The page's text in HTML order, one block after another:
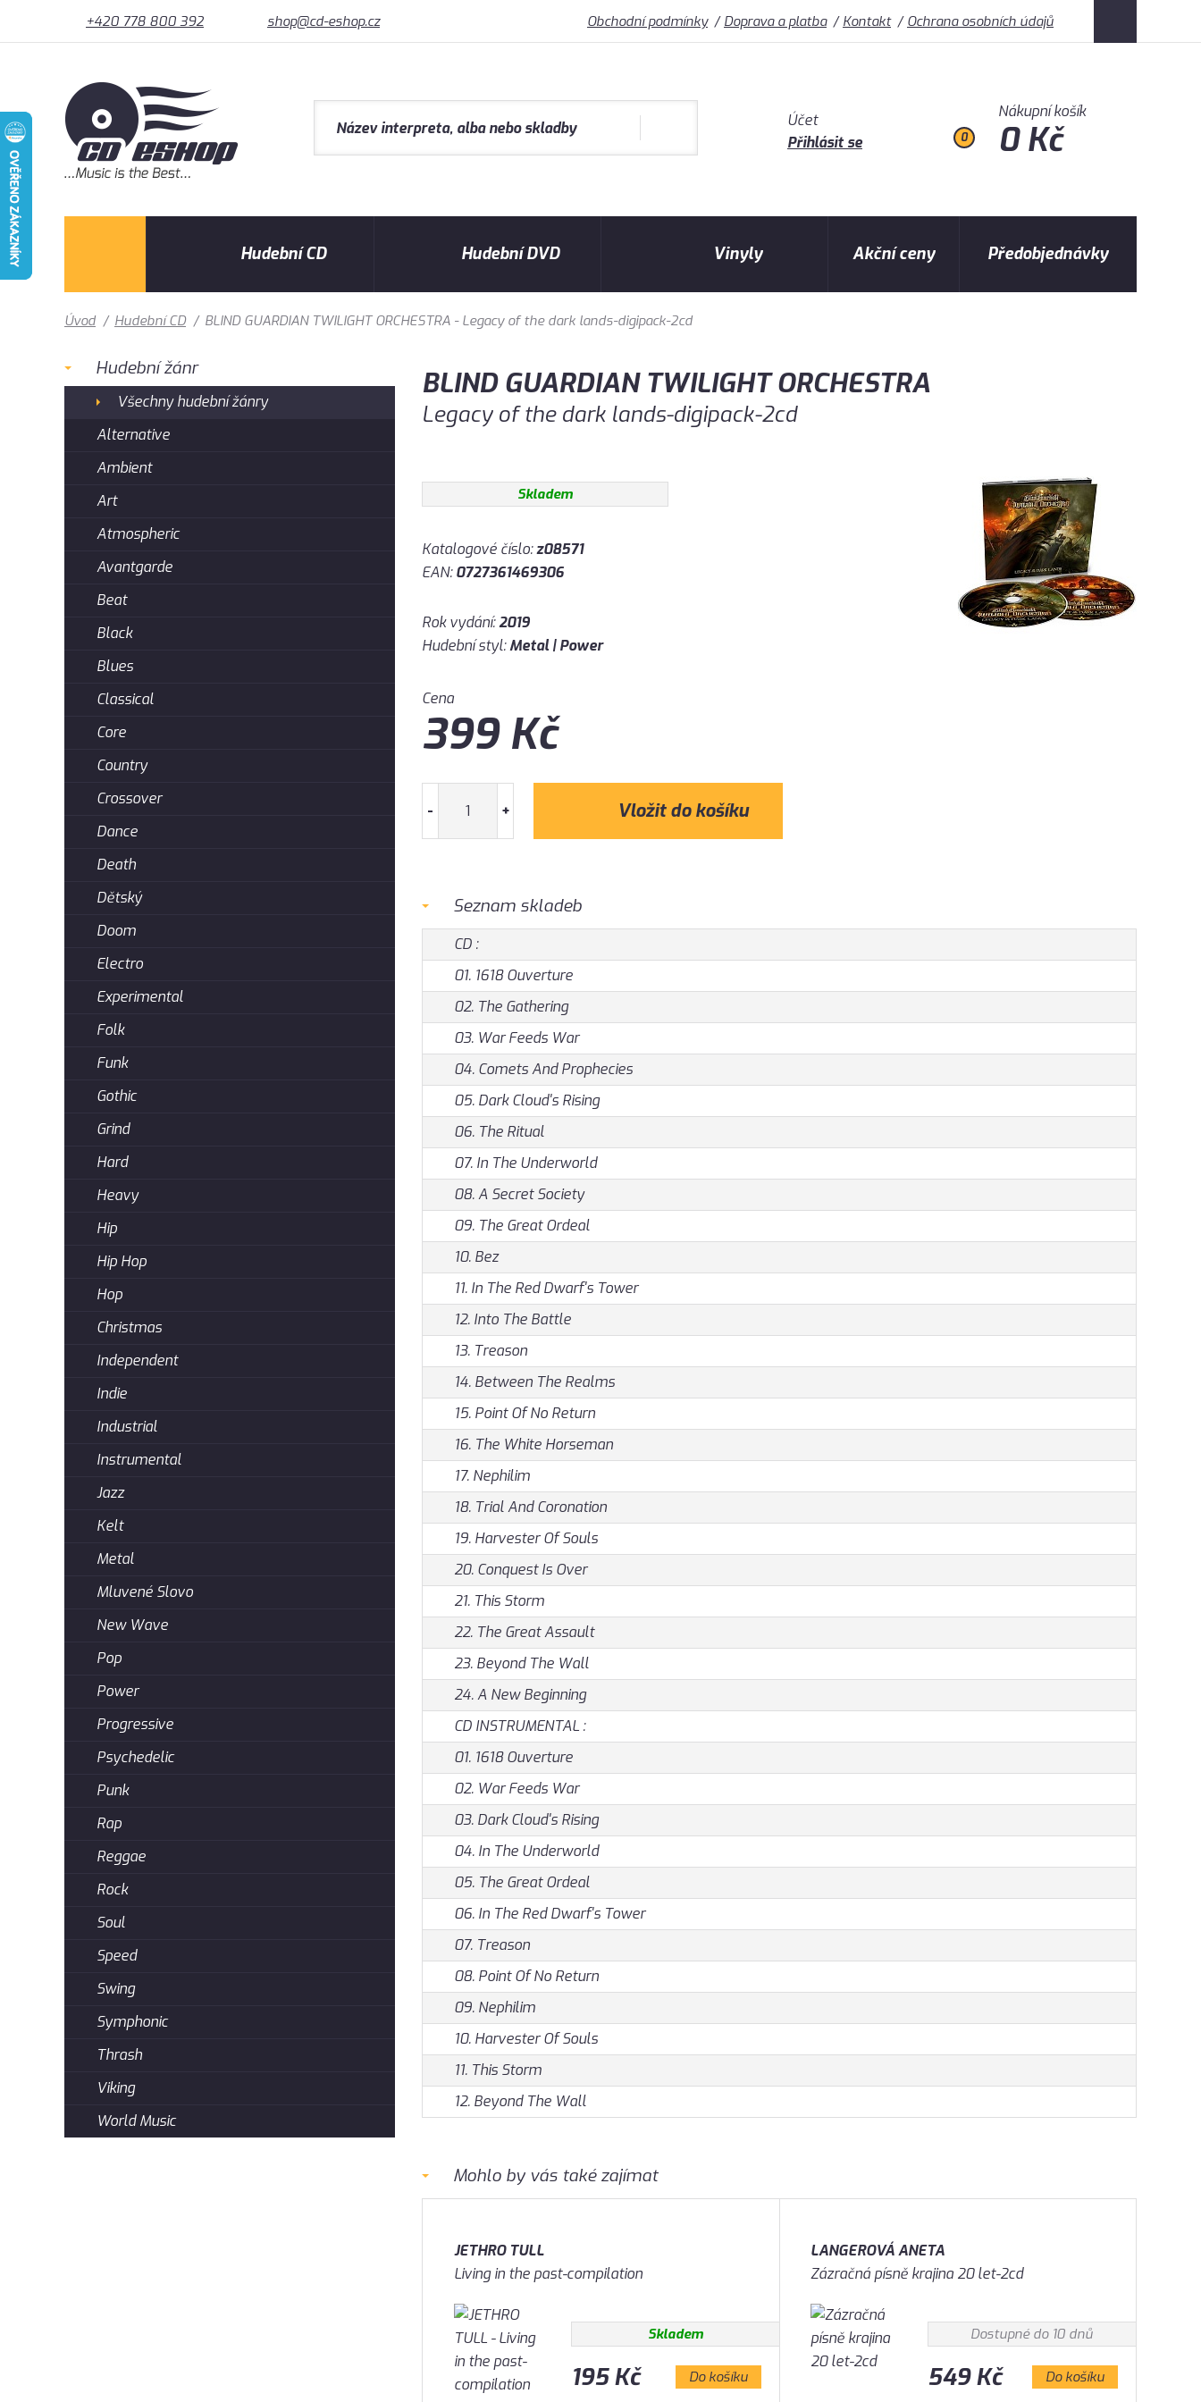
+420 778 800 392 shop@cd-eshop.cz Obchodní podmínky Doprava a platba Kontakt Ochrana osobních údajů
Účet
Přihlásit se
0
Nákupní košík
0 Kč
Hudební CD Hudební DVD Vinyly Akční ceny Předobjednávky
Úvod / Hudební CD / BLIND GUARDIAN TWILIGHT ORCHESTRA - Legacy of the dark lands-digipack-2cd
BLIND GUARDIAN TWILIGHT ORCHESTRA
Legacy of the dark lands-digipack-2cd
Skladem
Katalogové číslo:z08571
EAN:0727361469306
Rok vydání:2019
Hudební styl:Metal | Power
Cena
399Kč
- +
Seznam skladeb
CD :
01. 1618 Ouverture
02. The Gathering
03. War Feeds War
04. Comets And Prophecies
05. Dark Cloud's Rising
06. The Ritual
07. In The Underworld
08. A Secret Society
09. The Great Ordeal
10. Bez
11. In The Red Dwarf's Tower
12. Into The Battle
13. Treason
14. Between The Realms
15. Point Of No Return
16. The White Horseman
17. Nephilim
18. Trial And Coronation
19. Harvester Of Souls
20. Conquest Is Over
21. This Storm
22. The Great Assault
23. Beyond The Wall
24. A New Beginning
CD INSTRUMENTAL :
01. 1618 Ouverture
02. War Feeds War
03. Dark Cloud's Rising
04. In The Underworld
05. The Great Ordeal
06. In The Red Dwarf's Tower
07. Treason
08. Point Of No Return
09. Nephilim
10. Harvester Of Souls
11. This Storm
12. Beyond The Wall
Mohlo by vás také zajímat
JETHRO TULL
Living in the past-compilation
Skladem
195 Kč Do košíku
LANGEROVÁ ANETA
Zázračná písně krajina 20 let-2cd
Dostupné do 10 dnů
549 Kč Do košíku
Hudební žánr
Všechny hudební žánry
Alternative
Ambient
Art
Atmospheric
Avantgarde
Beat
Black
Blues
Classical
Core
Country
Crossover
Dance
Death
Dětský
Doom
Electro
Experimental
Folk
Funk
Gothic
Grind
Hard
Heavy
Hip
Hip Hop
Hop
Christmas
Independent
Indie
Industrial
Instrumental
Jazz
Kelt
Metal
Mluvené Slovo
New Wave
Pop
Power
Progressive
Psychedelic
Punk
Rap
Reggae
Rock
Soul
Speed
Swing
Symphonic
Thrash
Viking
World Music